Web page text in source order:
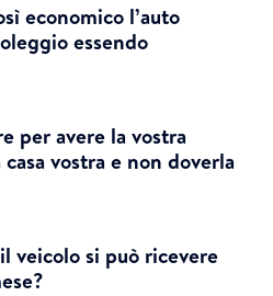
economico l’auto
essendo
per avere la vostra
vostra e non doverla
veicolo si può ricevere